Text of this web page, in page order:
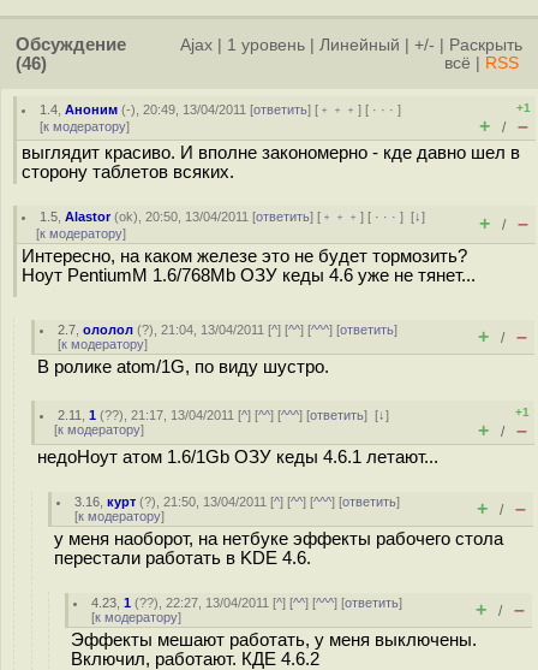
Обсуждение
(46)
Ajax 1 уровень Линейный +/-
Раскрыть
всё
RSS
1.4 ,Аноним (-), 20:49, 13/04/2011 [ответить] [ ﹢﹢﹢] [ · · ·]
[к модератору]
+1
+ / –
выглядит красиво. И вполне закономерно - кде давно шел в
сторону таблетов всяких.
1.5 ,Alastor(ok), 20:50, 13/04/2011 [ответить] [ ﹢﹢﹢] [ · · ·][↓]
[к модератору] + / –
Интересно, на каком железе это не будет тормозить?
Ноут PentiumM 1.6/768Mb ОЗУ кеды 4.6 уже не тянет...
2.7 ,ололол (?), 21:04, 13/04/2011 [^] [^^] [^^^] [ответить]
[к модератору] + / –
В ролике atom/1G, по виду шустро.
2.11 ,1 (??), 21:17, 13/04/2011 [^] [^^] [^^^] [ответить][↓]
[к модератору]
+1
+ / –
недоНоут атом 1.6/1Gb ОЗУ кеды 4.6.1 летают...
3.16 ,курт (?), 21:50, 13/04/2011 [^] [^^] [^^^] [ответить]
[к модератору] + / –
у меня наоборот, на нетбуке эффекты рабочего стола
перестали работать в KDE 4.6.
4.23 ,1 (??), 22:27, 13/04/2011 [^] [^^] [^^^] [ответить]
[к модератору] + / –
Эффекты мешают работать, у меня выключены.
Включил, работают. КДЕ 4.6.2